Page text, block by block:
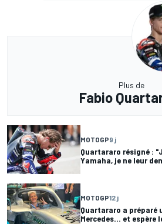
Plus de
Fabio
MOTOGP9 j
Quartararo résigné :
Yamaha, je ne leur
MOTOGP12 j
Quartararo a préparé
Mercedes... et espère